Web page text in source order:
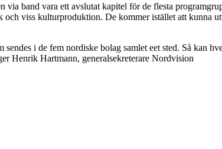
band vara ett avslutat kapitel för de flesta
viss kulturproduktion. De kommer istället att kunna
i de fem nordiske bolag samlet eet sted. Så kan
Henrik Hartmann, generalsekreterare Nordvision